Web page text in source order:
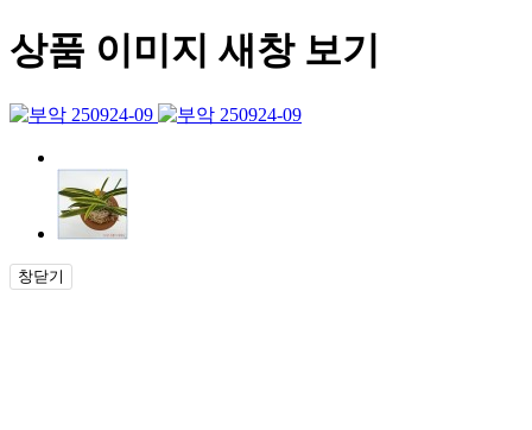
상품 이미지 새창 보기
창닫기